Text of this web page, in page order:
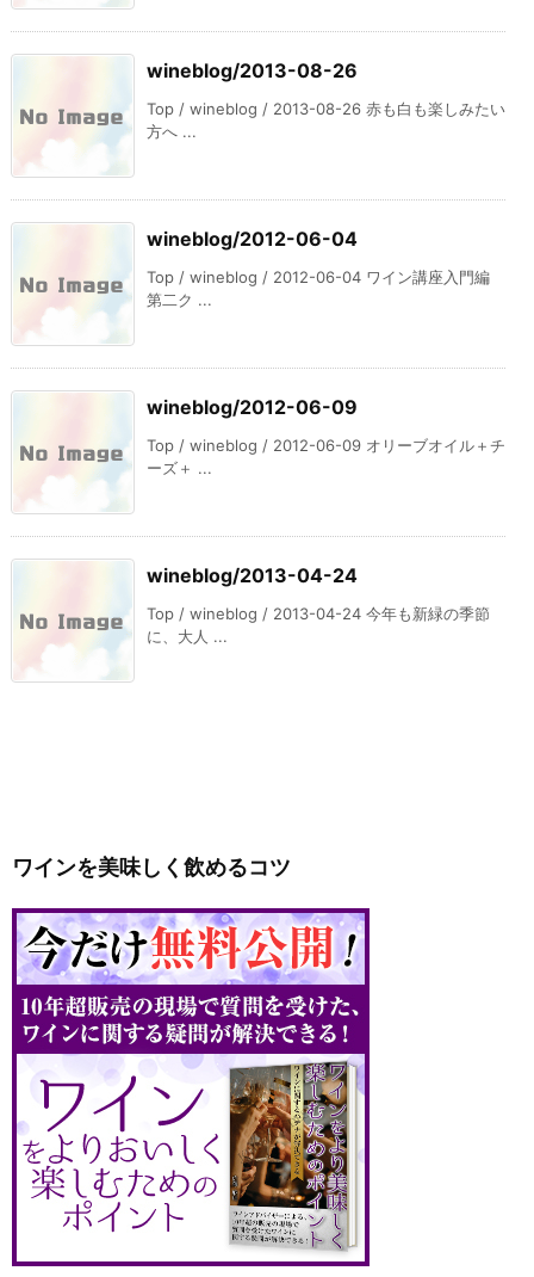
wineblog/2013-08-26
Top / wineblog / 2013-08-26 赤も白も楽しみたい
方へ ...
wineblog/2012-06-04
Top / wineblog / 2012-06-04 ワイン講座入門編
第二ク ...
wineblog/2012-06-09
Top / wineblog / 2012-06-09 オリーブオイル＋チ
ーズ＋ ...
wineblog/2013-04-24
Top / wineblog / 2013-04-24 今年も新緑の季節
に、大人 ...
ワインを美味しく飲めるコツ